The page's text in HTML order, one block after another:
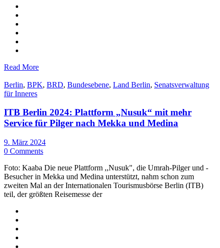
Read More
Berlin, BPK, BRD, Bundesebene, Land Berlin, Senatsverwaltung
für Inneres
ITB Berlin 2024: Plattform „Nusuk“ mit mehr
Service für Pilger nach Mekka und Medina
9. März 2024
0 Comments
Foto: Kaaba Die neue Plattform ,,Nusuk", die Umrah-Pilger und -
Besucher in Mekka und Medina unterstützt, nahm schon zum
zweiten Mal an der Internationalen Tourismusbörse Berlin (ITB)
teil, der größten Reisemesse der